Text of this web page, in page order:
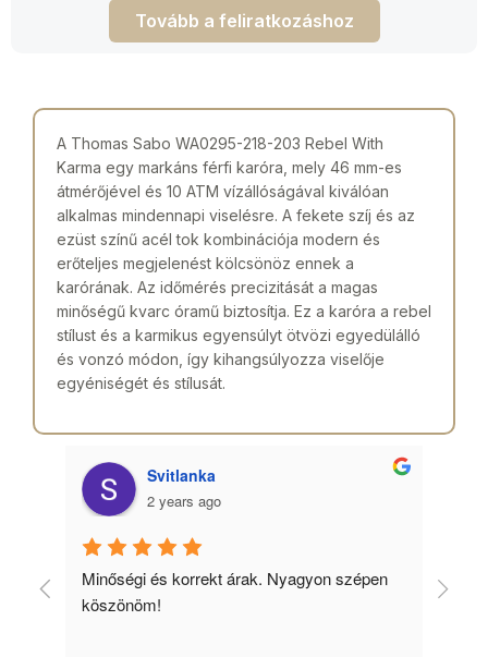
Tovább a feliratkozáshoz
A Thomas Sabo WA0295-218-203 Rebel With
Karma egy markáns férfi karóra, mely 46 mm-es
átmérőjével és 10 ATM vízállóságával kiválóan
alkalmas mindennapi viselésre. A fekete szíj és az
ezüst színű acél tok kombinációja modern és
erőteljes megjelenést kölcsönöz ennek a
karórának. Az időmérés precizitását a magas
minőségű kvarc óramű biztosítja. Ez a karóra a rebel
stílust és a karmikus egyensúlyt ötvözi egyedülálló
és vonzó módon, így kihangsúlyozza viselője
egyéniségét és stílusát.
Svitlanka
2 years ago
Minőségi és korrekt árak. Nyagyon szépen
köszönöm!